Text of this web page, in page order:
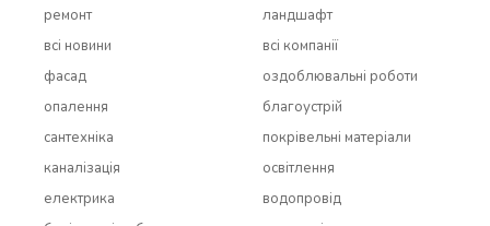
ремонт
всi новини
ландшафт
всi компанії
фасад
опалення
сантехніка
каналізація
електрика
оздоблювальні роботи
благоустрій
покрівельні матеріали
освітлення
водопровід